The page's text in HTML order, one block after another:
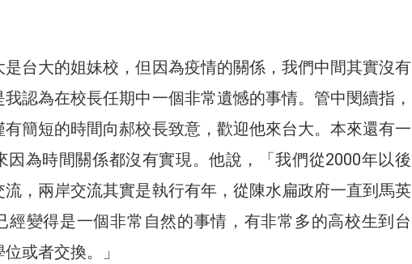
台大的姐妹校，但因為疫情的關係，我們中間其實沒有
認為在校長任期中一個非常遺憾的事情。管中閔續指，
簡短的時間向郝校長致意，歡迎他來台大。本來還有一
因為時間關係都沒有實現。他說，「我們從2000年以後
流，兩岸交流其實是執行有年，從陳水扁政府一直到馬英
經變得是一個非常自然的事情，有非常多的高校生到台
或者交換。」